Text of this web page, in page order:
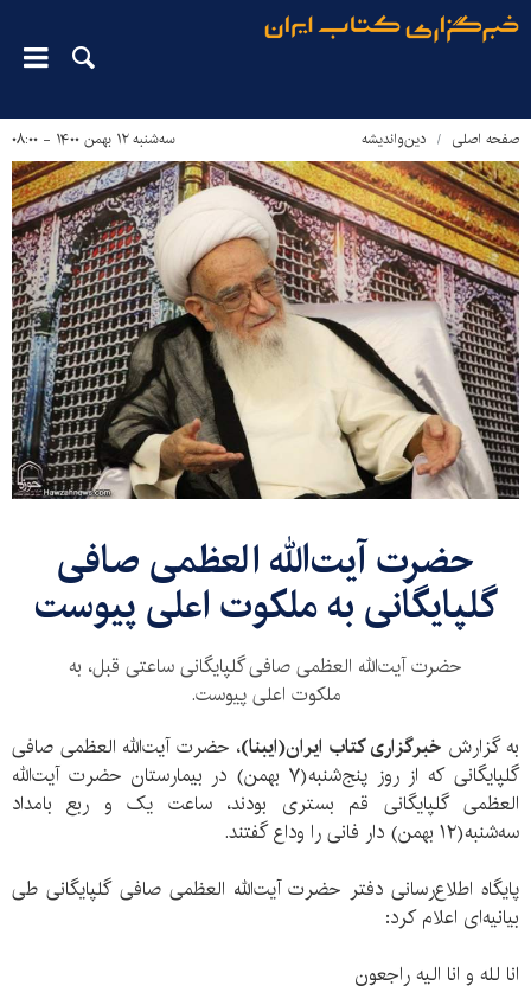
صفحه اصلی دین‌واندیشه سه‌شنبه ۱۲ بهمن ۱۴۰۰ - ۰۸:۰۰
حضرت آیت‌الله العظمی صافی
گلپایگانی به ملکوت اعلی پیوست
حضرت آیت‌الله العظمی صافی گلپایگانی ساعتی قبل، به
ملکوت اعلی پیوست.
به گزارش خبرگزاری کتاب ایران(ایبنا)، حضرت آیت‌الله العظمی صافی
گلپایگانی که از روز پنج‌شنبه(۷ بهمن) در بیمارستان حضرت آیت‌الله
العظمی گلپایگانی قم بستری بودند، ساعت یک و ربع بامداد
سه‌شنبه(۱۲ بهمن) دار فانی را وداع گفتند.
پایگاه اطلاع‌رسانی دفتر حضرت آیت‌الله العظمی صافی گلپایگانی طی
بیانیه‌ای اعلام کرد:
انا لله و انا الیه راجعون